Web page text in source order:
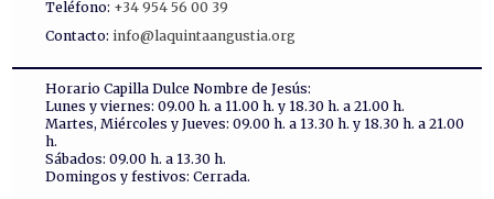
Teléfono: +34 954 56 00 39
Contacto: info@laquintaangustia.org
Horario Capilla Dulce Nombre de Jesús:
Lunes y viernes: 09.00 h. a 11.00 h. y 18.30 h. a 21.00 h.
Martes, Miércoles y Jueves: 09.00 h. a 13.30 h. y 18.30 h. a 21.00
h.
Sábados: 09.00 h. a 13.30 h.
Domingos y festivos: Cerrada.